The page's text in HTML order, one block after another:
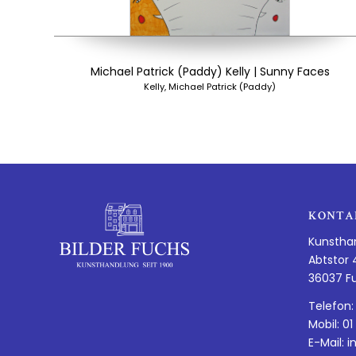
Michael Patrick (Paddy) Kelly | Sunny Faces
Kelly, Michael Patrick (Paddy)
Abtstor
36037
Mobil:
E-Mail: